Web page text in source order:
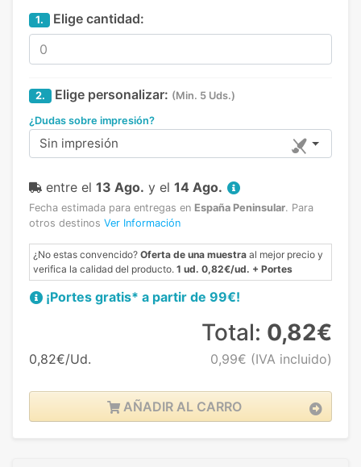
1. Elige cantidad:
2. Elige personalizar: (Min. 5 Uds.)
¿Dudas sobre impresión?
Sin impresión
entre el 13 Ago. y el 14 Ago.
Fecha estimada para entregas en España Peninsular. Para
otros destinos Ver Información
¿No estas convencido? Oferta de una muestra al mejor precio y
verifica la calidad del producto. 1 ud. 0,82€/ud. + Portes
¡Portes gratis* a partir de 99€!
0,82€/Ud.
Total: 0,82€
0,99€ (IVA incluido)
AÑADIR AL CARRO